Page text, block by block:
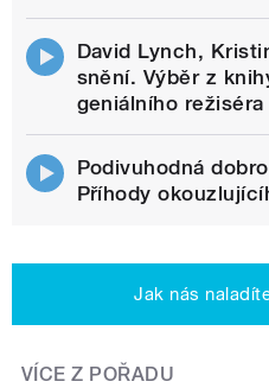
David Lynch,
snění. Výběr z
geniálního režiséra
Podivuhodná
Příhody
Jak nás
VÍCE Z POŘADU